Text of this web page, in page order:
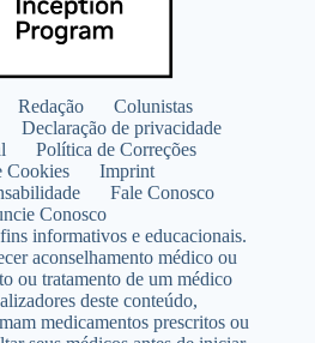
Redação
Colunistas
Declaração de privacidade
Política de Correções
Cookies
Imprint
Fale Conosco
Conosco
informativos e educacionais.
aconselhamento médico ou
ou tratamento de um médico
deste conteúdo,
medicamentos prescritos ou